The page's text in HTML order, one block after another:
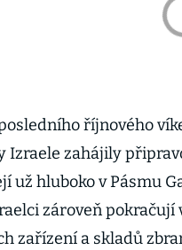
říjnového
Izraele zahájily
už hluboko v Pásmu
zároveň
zařízení a skladů